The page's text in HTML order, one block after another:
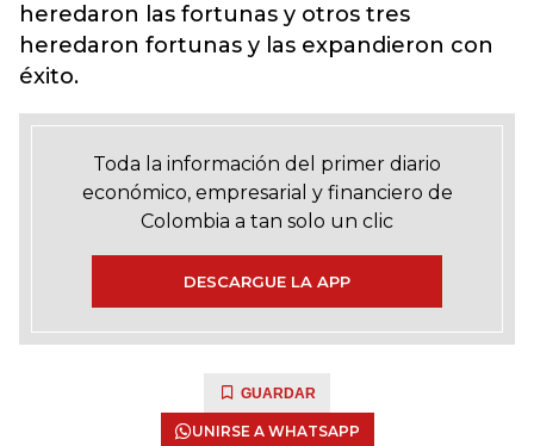
heredaron las fortunas y otros tres
heredaron fortunas y las expandieron con
éxito.
Toda la información del primer diario
económico, empresarial y financiero de
Colombia a tan solo un clic
DESCARGUE LA APP
GUARDAR
UNIRSE A WHATSAPP